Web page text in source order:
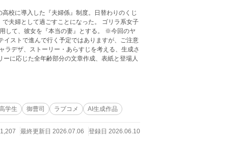
校に導入した『夫婦係』制度。日替わりのくじ
夫婦として過ごすことになった。 ゴリラ系女子
して、彼女を『本当の妻』とする。 ※今回のヤ
イストで進んで行く予定ではありますが、ご注意
に応じた全年齢部分の文章作成、表紙と登場人
学生 御曹司 ラブコメ AI生成作品
最終更新日 2026.07.06 登録日 2026.06.10